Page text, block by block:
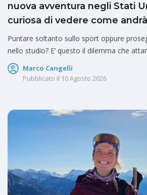
nuova avventura negli Stati
curiosa di vedere come
Puntare soltanto sullo sport oppure
nello studio? E’ questo il dilemma che
Marco Cangelli
Pubblicato il 10 Agosto 2026